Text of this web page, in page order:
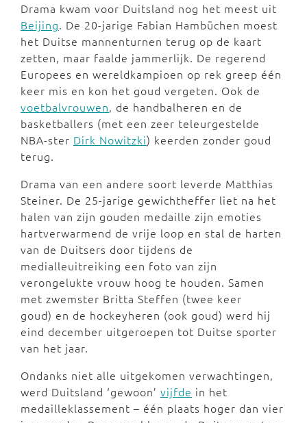
Drama kwam voor Duitsland nog het meest uit
Beijing. De 20-jarige Fabian Hambüchen moest
het Duitse mannenturnen terug op de kaart
zetten, maar faalde jammerlijk. De regerend
Europees en wereldkampioen op rek greep één
keer mis en kon het goud vergeten. Ook de
voetbalvrouwen, de handbalheren en de
basketballers (met een zeer teleurgestelde
NBA-ster Dirk Nowitzki) keerden zonder goud
terug.
Drama van een andere soort leverde Matthias
Steiner. De 25-jarige gewichtheffer liet na het
halen van zijn gouden medaille zijn emoties
hartverwarmend de vrije loop en stal de harten
van de Duitsers door tijdens de
medialleuitreiking een foto van zijn
verongelukte vrouw hoog te houden. Samen
met zwemster Britta Steffen (twee keer
goud) en de hockeyheren (ook goud) werd hij
eind december uitgeroepen tot Duitse sporter
van het jaar.
Ondanks niet alle uitgekomen verwachtingen,
werd Duitsland ‘gewoon’ vijfde in het
medailleklassement – één plaats hoger dan vier